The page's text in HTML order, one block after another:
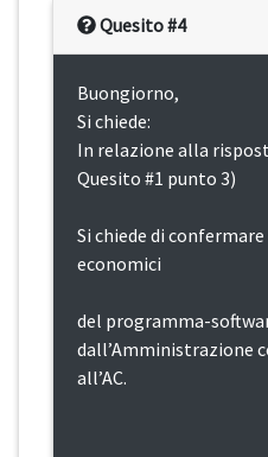
Quesito #4
Buongiorno,
Si chiede:
In relazione alla
Quesito #1 punto 3)
Si chiede di
economici
del programma-
dall’Amministrazione
all’AC.